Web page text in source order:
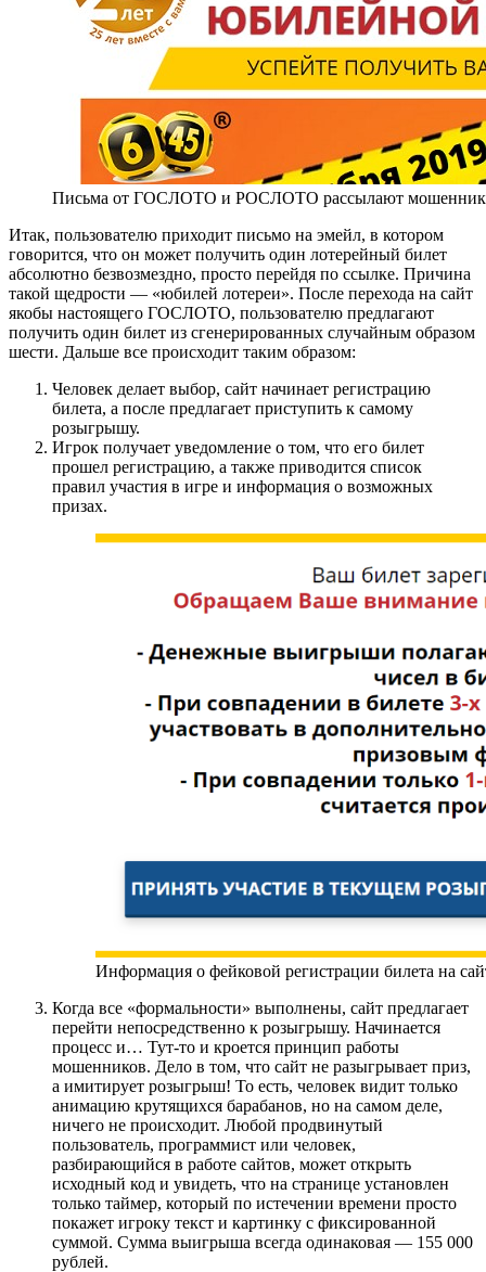
Письма от ГОСЛОТО и РОСЛОТО рассылают
Итак, пользователю приходит письмо на эмейл, в котором
говорится, что он может получить один лотерейный билет
абсолютно безвозмездно, просто перейдя по ссылке. Причина
такой щедрости — «юбилей лотереи». После перехода на сайт
якобы настоящего ГОСЛОТО, пользователю предлагают
получить один билет из сгенерированных случайным образом
шести. Дальше все происходит таким образом:
Человек делает выбор, сайт начинает регистрацию
билета, а после предлагает приступить к самому
розыгрышу.
Игрок получает уведомление о том, что его билет
прошел регистрацию, а также приводится список
правил участия в игре и информация о возможных
призах.
Информация о фейковой регистрации билета на
Когда все «формальности» выполнены, сайт предлагает
перейти непосредственно к розыгрышу. Начинается
процесс и… Тут-то и кроется принцип работы
мошенников. Дело в том, что сайт не разыгрывает приз,
а имитирует розыгрыш! То есть, человек видит только
анимацию крутящихся барабанов, но на самом деле,
ничего не происходит. Любой продвинутый
пользователь, программист или человек,
разбирающийся в работе сайтов, может открыть
исходный код и увидеть, что на странице установлен
только таймер, который по истечении времени просто
покажет игроку текст и картинку с фиксированной
суммой. Сумма выигрыша всегда одинаковая — 155 000
рублей.